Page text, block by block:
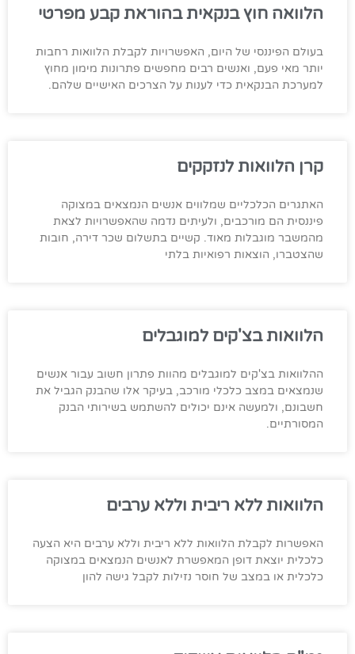
הלוואה חוץ בנקאית בהוראת קבע מפרטי
בעולם הפיננסי של היום, האפשרויות לקבלת הלוואות רחבות
יותר מאי פעם, ואנשים רבים מחפשים פתרונות מימון מחוץ
למערכת הבנקאית כדי לענות על הצרכים האישיים שלהם.
קרן הלוואות לנזקקים
האתגרים הכלכליים שמלווים אנשים הנמצאים במצוקה
פיננסית הם מורכבים, ולעיתים נדמה שהאפשרויות לצאת
מהמשבר מוגבלות מאוד. קשיים בתשלום שכר דירה, חובות
שהצטברו, הוצאות רפואיות בלתי
הלוואות בצ'קים למוגבלים
ההלוואות בצ'קים למוגבלים מהוות פתרון חשוב עבור אנשים
שנמצאים במצב כלכלי מורכב, בעיקר אלו שהבנק הגביל את
חשבונם, ולמעשה אינם יכולים להשתמש בשירותי הבנק
המסורתיים.
הלוואות ללא ריבית וללא ערבים
האפשרות לקבלת הלוואות ללא ריבית וללא ערבים היא הצעה
כלכלית יוצאת דופן המאפשרת לאנשים הנמצאים במצוקה
כלכלית או במצב של חוסר נזילות לקבל גישה להון